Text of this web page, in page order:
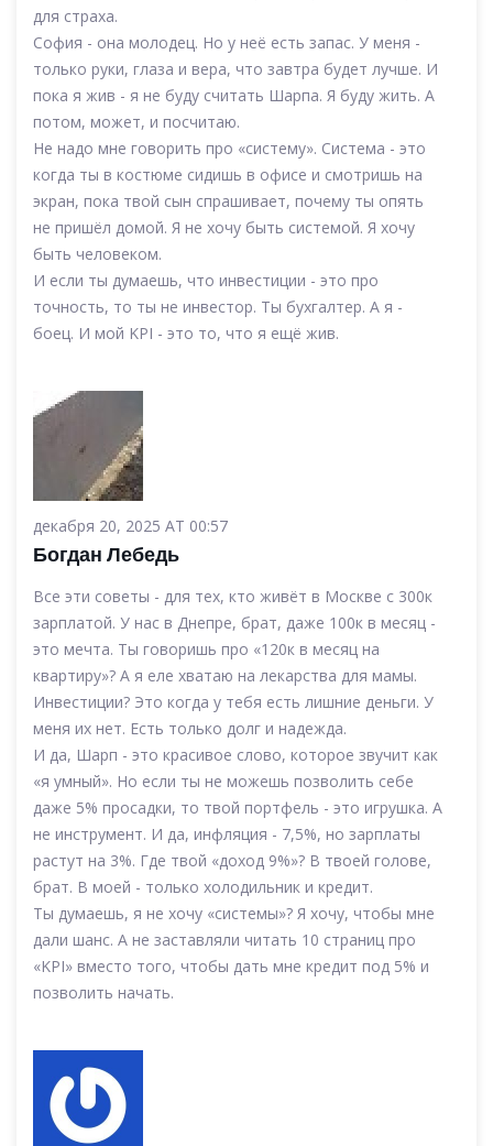
для страха.
София - она молодец. Но у неё есть запас. У меня -
только руки, глаза и вера, что завтра будет лучше. И
пока я жив - я не буду считать Шарпа. Я буду жить. А
потом, может, и посчитаю.
Не надо мне говорить про «систему». Система - это
когда ты в костюме сидишь в офисе и смотришь на
экран, пока твой сын спрашивает, почему ты опять
не пришёл домой. Я не хочу быть системой. Я хочу
быть человеком.
И если ты думаешь, что инвестиции - это про
точность, то ты не инвестор. Ты бухгалтер. А я -
боец. И мой KPI - это то, что я ещё жив.
декабря 20, 2025 AT 00:57
Богдан Лебедь
Все эти советы - для тех, кто живёт в Москве с 300к
зарплатой. У нас в Днепре, брат, даже 100к в месяц -
это мечта. Ты говоришь про «120к в месяц на
квартиру»? А я еле хватаю на лекарства для мамы.
Инвестиции? Это когда у тебя есть лишние деньги. У
меня их нет. Есть только долг и надежда.
И да, Шарп - это красивое слово, которое звучит как
«я умный». Но если ты не можешь позволить себе
даже 5% просадки, то твой портфель - это игрушка. А
не инструмент. И да, инфляция - 7,5%, но зарплаты
растут на 3%. Где твой «доход 9%»? В твоей голове,
брат. В моей - только холодильник и кредит.
Ты думаешь, я не хочу «системы»? Я хочу, чтобы мне
дали шанс. А не заставляли читать 10 страниц про
«KPI» вместо того, чтобы дать мне кредит под 5% и
позволить начать.